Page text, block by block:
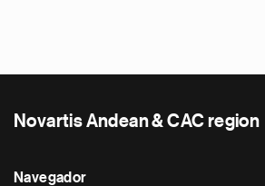
Novartis Andean & CAC region
Navegador